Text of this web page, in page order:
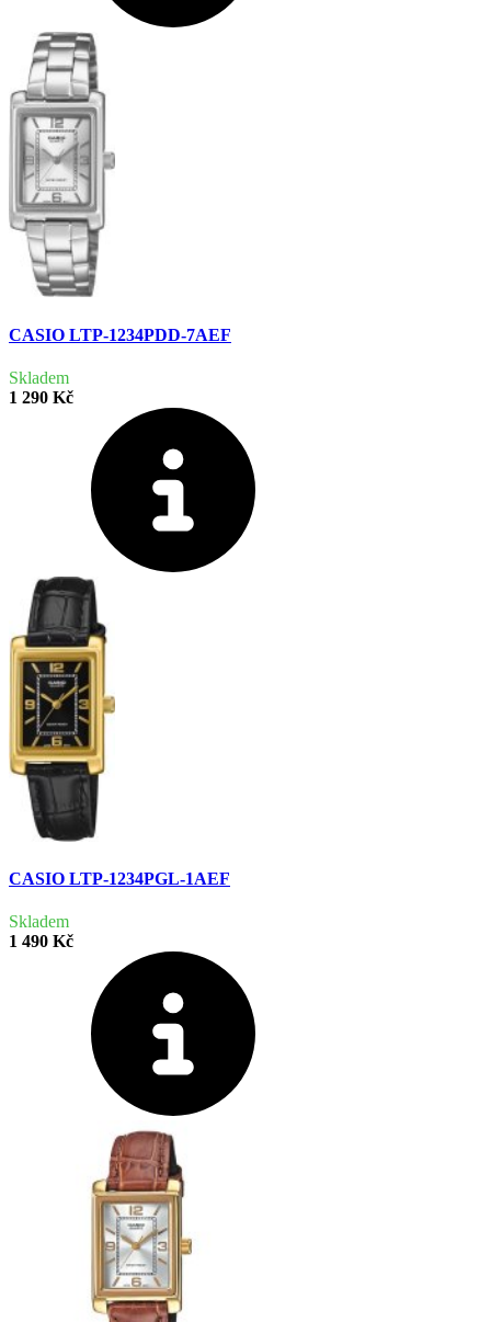
CASIO LTP-1234PDD-7AEF
Skladem
1 290 Kč
CASIO LTP-1234PGL-1AEF
Skladem
1 490 Kč